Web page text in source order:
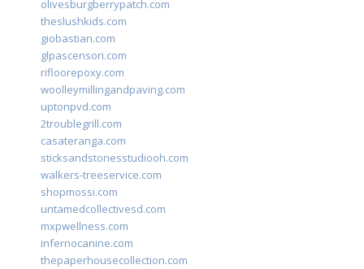
olivesburgberrypatch.com
theslushkids.com
giobastian.com
glpascensori.com
rifloorepoxy.com
woolleymillingandpaving.com
uptonpvd.com
2troublegrill.com
casateranga.com
sticksandstonesstudiooh.com
walkers-treeservice.com
shopmossi.com
untamedcollectivesd.com
mxpwellness.com
infernocanine.com
thepaperhousecollection.com